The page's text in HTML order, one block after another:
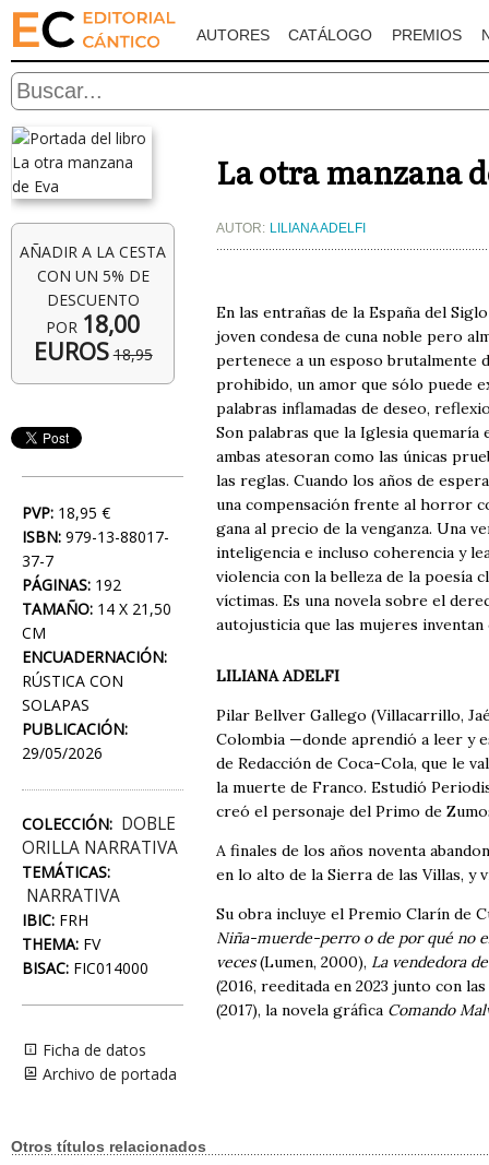
AUTORES CATÁLOGO PREMIOS
AÑADIR A LA CESTA
CON UN 5% DE
DESCUENTO
POR 18,00
EUROS 18,95
PVP: 18,95 €
ISBN: 979-13-88017-
37-7
PÁGINAS: 192
TAMAÑO: 14 X 21,50
CM
ENCUADERNACIÓN:
RÚSTICA CON
SOLAPAS
PUBLICACIÓN:
29/05/2026
COLECCIÓN: DOBLE
ORILLA NARRATIVA
TEMÁTICAS:
NARRATIVA
IBIC: FRH
THEMA: FV
BISAC: FIC014000
Ficha de datos
Archivo de portada
La otra manzana
AUTOR: LILIANA ADELFI
En las entrañas de la España del
joven condesa de cuna noble pero
pertenece a un esposo brutalmente
prohibido, un amor que sólo puede
palabras inflamadas de deseo,
Son palabras que la Iglesia
ambas atesoran como las únicas
las reglas. Cuando los años de
una compensación frente al horror
gana al precio de la venganza. Una
inteligencia e incluso coherencia y
violencia con la belleza de la poesía
víctimas. Es una novela sobre el
autojusticia que las mujeres
LILIANA ADELFI
Pilar Bellver Gallego (Villacarrillo,
Colombia —donde aprendió a leer y
de Redacción de Coca-Cola, que le
la muerte de Franco. Estudió
creó el personaje del Primo de
A finales de los años noventa
en lo alto de la Sierra de las Villas, y
Su obra incluye el Premio Clarín de
Niña-muerde-perro o de por qué no
veces(Lumen, 2000), La vendedora
(2016, reeditada en 2023 junto con
(2017), la novela gráfica Comando
Otros títulos relacionados